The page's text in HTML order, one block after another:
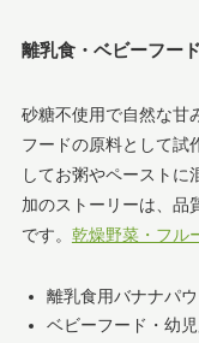
離乳食・ベビーフード
砂糖不使用で自然な甘
フードの原料として試
してお粥やペーストに
加のストーリーは、品
です。 乾燥野菜・フル
離乳食用バナナパ
ベビーフード・幼